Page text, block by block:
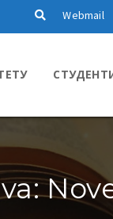
Webmail